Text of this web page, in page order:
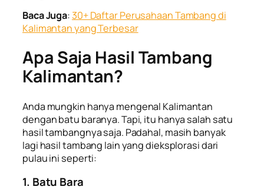
Baca Juga:30+ Daftar Perusahaan Tambang di
Kalimantan yang Terbesar
Apa Saja Hasil Tambang
Kalimantan?
Anda mungkin hanya mengenal Kalimantan
dengan batu baranya. Tapi, itu hanya salah satu
hasil tambangnya saja. Padahal, masih banyak
lagi hasil tambang lain yang dieksplorasi dari
pulau ini seperti:
1. Batu Bara